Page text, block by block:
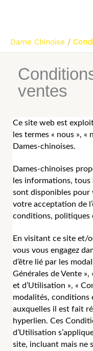
Dame Chinoise /
ventes
Ce site web est
les termes « nous »,
Dames-chinoises.
Dames-chinoises
les informations,
sont disponibles pour
votre acceptation de
conditions, politiques
En visitant ce site et/
vous vous engagez
d’être lié par les
Générales de Vente
et d’Utilisation », «
modalités, conditions
auxquelles il est fait
hyperlien. Ces
d’Utilisation
site, incluant mais ne